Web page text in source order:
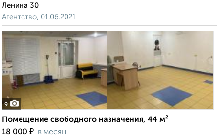
Ленина 30
Агентство, 01.06.2021
9
Помещение свободного назначения, 44 м²
18 000 ₽ в месяц